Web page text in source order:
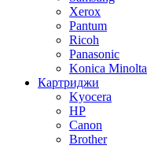
Xerox
Pantum
Ricoh
Panasonic
Konica Minolta
Картриджи
Kyocera
HP
Canon
Brother